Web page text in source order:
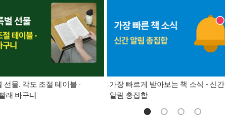
선물. 각도 조절 테이블 ·
래 바구니
가장 빠르게 받아보는 책 소식 - 신간
알림 총집합